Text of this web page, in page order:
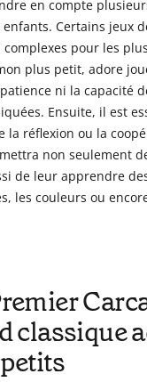
en compte
enfants. Certains jeux
pour les
plus petit, adore
ni la capacité
Ensuite, il est
la réflexion ou la
non seulement
de leur apprendre
les couleurs ou
classique